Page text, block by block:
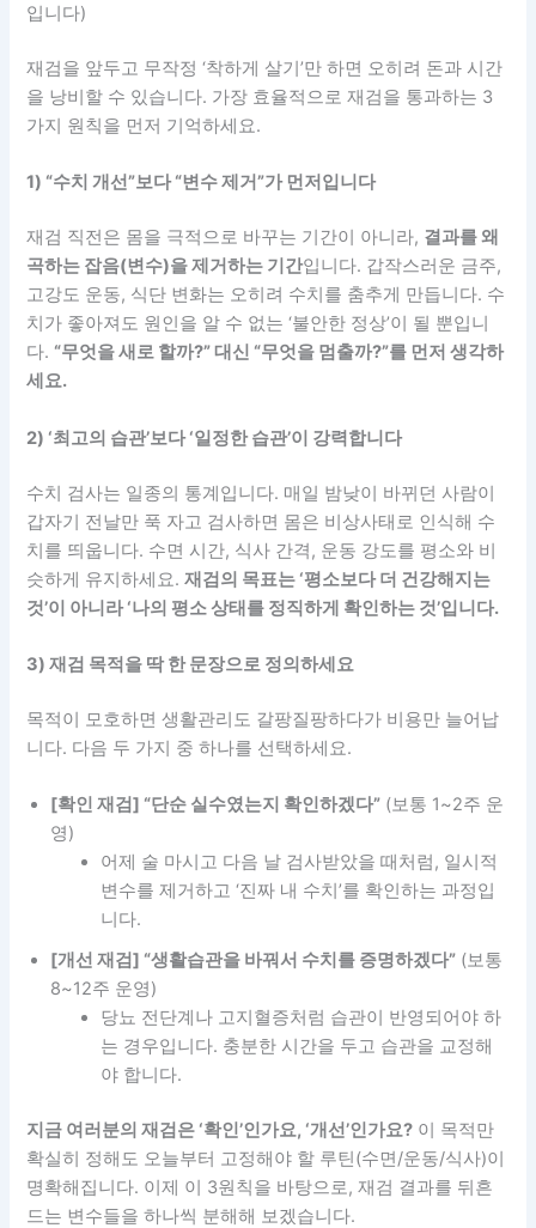
입니다)
재검을 앞두고 무작정 ‘착하게 살기’만 하면 오히려 돈과 시간
을 낭비할 수 있습니다. 가장 효율적으로 재검을 통과하는 3
가지 원칙을 먼저 기억하세요.
1) “수치 개선”보다 “변수 제거”가 먼저입니다
재검 직전은 몸을 극적으로 바꾸는 기간이 아니라, 결과를 왜
곡하는 잡음(변수)을 제거하는 기간입니다. 갑작스러운 금주,
고강도 운동, 식단 변화는 오히려 수치를 춤추게 만듭니다. 수
치가 좋아져도 원인을 알 수 없는 ‘불안한 정상’이 될 뿐입니
다. “무엇을 새로 할까?” 대신 “무엇을 멈출까?”를 먼저 생각하
세요.
2) ‘최고의 습관’보다 ‘일정한 습관’이 강력합니다
수치 검사는 일종의 통계입니다. 매일 밤낮이 바뀌던 사람이
갑자기 전날만 푹 자고 검사하면 몸은 비상사태로 인식해 수
치를 띄웁니다. 수면 시간, 식사 간격, 운동 강도를 평소와 비
슷하게 유지하세요.재검의 목표는 ‘평소보다 더 건강해지는
것’이 아니라 ‘나의 평소 상태를 정직하게 확인하는 것’입니다.
3) 재검 목적을 딱 한 문장으로 정의하세요
목적이 모호하면 생활관리도 갈팡질팡하다가 비용만 늘어납
니다. 다음 두 가지 중 하나를 선택하세요.
[확인 재검] “단순 실수였는지 확인하겠다” (보통 1~2주 운
영)
어제 술 마시고 다음 날 검사받았을 때처럼, 일시적
변수를 제거하고 ‘진짜 내 수치’를 확인하는 과정입
니다.
[개선 재검] “생활습관을 바꿔서 수치를 증명하겠다” (보통
8~12주 운영)
당뇨 전단계나 고지혈증처럼 습관이 반영되어야 하
는 경우입니다. 충분한 시간을 두고 습관을 교정해
야 합니다.
지금 여러분의 재검은 ‘확인’인가요, ‘개선’인가요? 이 목적만
확실히 정해도 오늘부터 고정해야 할 루틴(수면/운동/식사)이
명확해집니다. 이제 이 3원칙을 바탕으로, 재검 결과를 뒤흔
드는 변수들을 하나씩 분해해 보겠습니다.